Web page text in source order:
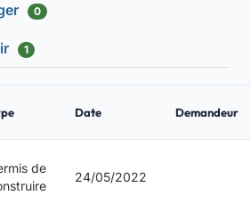
0
1
Date Demandeur
de
24/05/2022